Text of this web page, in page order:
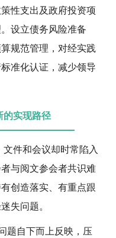
性支出及政府投资项
设立债务风险准备
规范管理，对经实践
准化认证，减少领导
的实现路径
件和会议却时常陷入
与阅文参会者共识难
创造落实、有重点跟
失问题。
题自下而上反映，压